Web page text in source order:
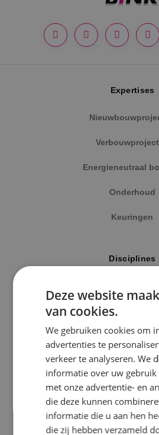
Kaatsheuvel
Sprundel
Specialisme
Elektrotechniek
Energietechniek
Expertises
Energieneutraal
Onderhoud
Keuringen
Disciplines
Uitgelicht
Deze website
van cookies.
We gebruiken cookies om
advertenties te
verkeer te analyseren. We
informatie over uw gebruik
met onze advertentie- en
die deze kunnen
informatie die u aan hen
die zij hebben verzameld